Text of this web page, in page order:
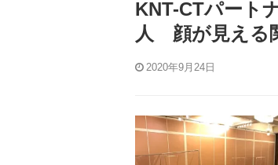
KNT-CTパート
人 顔が見える
2020年9月24日